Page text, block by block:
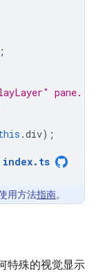
;
pane.
.div);
index. ts
用方法指南。
特殊的视觉显示